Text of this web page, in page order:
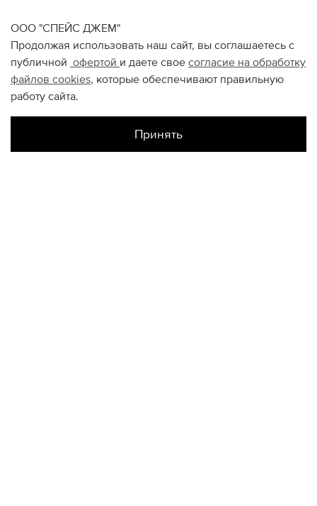
ООО "СПЕЙС ДЖЕМ"
Продолжая использовать наш сайт, вы соглашаетесь с
публичной офертой и даете свое согласие на обработку
файлов cookies, которые обеспечивают правильную
работу сайта.
Принять